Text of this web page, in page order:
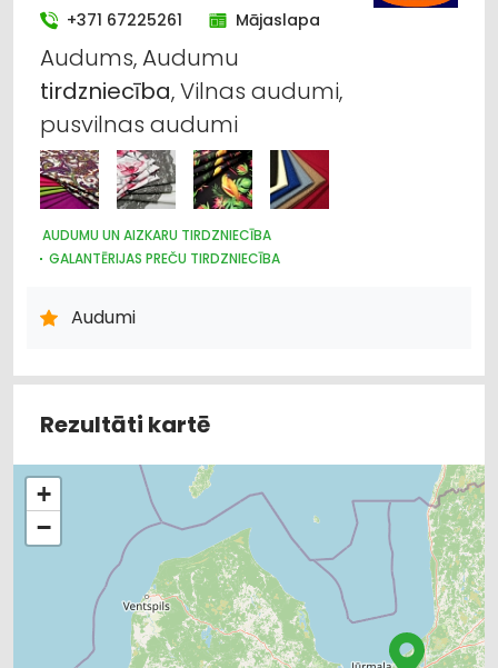
+371 67225261 Mājaslapa
Audums, Audumu
tirdzniecība, Vilnas audumi,
pusvilnas audumi
AUDUMU UN AIZKARU TIRDZNIECĪBA
GALANTĒRIJAS PREČU TIRDZNIECĪBA
ŠŪŠANAS PIEDERUMI, APĢĒRBU FURNITŪRA
ŽALŪZIJAS, AIZKARU STIEŅI
Audumi
Rezultāti kartē
+
−